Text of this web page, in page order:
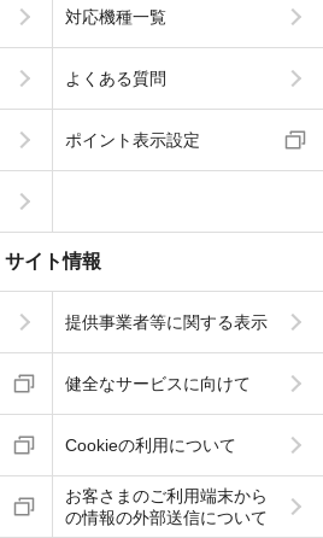
対応機種一覧
よくある質問
ポイント表示設定
サイト情報
提供事業者等に関する表示
健全なサービスに向けて
Cookieの利用について
お客さまのご利用端末から
の情報の外部送信について